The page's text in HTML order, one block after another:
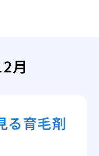
月
る育毛剤